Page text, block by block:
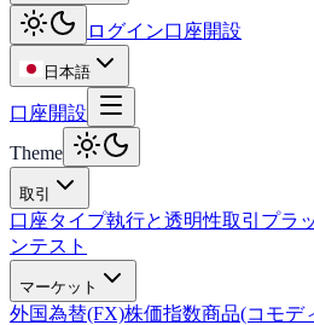
ログイン口座開設
日本語
口座開設
Theme
取引
口座タイプ執行と透明性取引プラ
ンテスト
マーケット
外国為替(FX)株価指数商品(コモデ